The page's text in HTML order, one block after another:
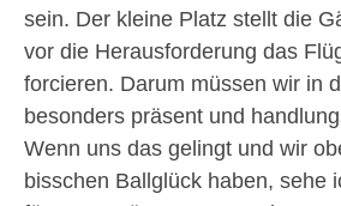
sein. Der kleine Platz stellt die
vor die Herausforderung das
forcieren. Darum müssen wir in
besonders präsent und
Wenn uns das gelingt und wir
bisschen Ballglück haben, sehe